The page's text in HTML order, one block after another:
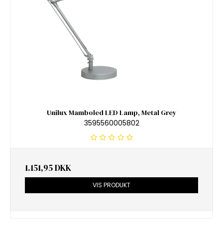
Unilux Mamboled LED Lamp, Metal Grey
3595560005802
1.151,95 DKK
VIS PRODUKT